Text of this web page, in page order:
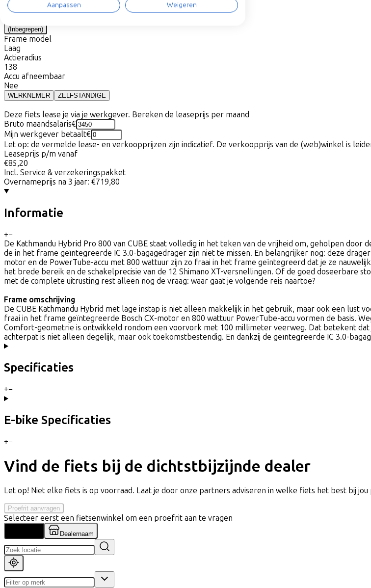
Batterij opties
( Inbegrepen)
Frame model
Laag
Actieradius
138
Accu afneembaar
Nee
WERKNEMER ZELFSTANDIGE
Deze fiets lease je via je werkgever. Bereken de leaseprijs per maand
Bruto maandsalaris€
Mijn werkgever betaalt€
Let op: de vermelde lease- en verkoopprijzen zijn indicatief. De verkoopprijs van de (web)winkel is
Leaseprijs p/m vanaf
€85,20
Incl. Service & verzekeringspakket
Overnameprijs na 3 jaar: €719,80
Informatie
+−
De Kathmandu Hybrid Pro 800 van CUBE staat volledig in het teken van de vrijheid om, geholpen
de in het frame geïntegreerde IC 3.0-bagagedrager zijn niet te missen. En belangrijker nog: deze
motor en de PowerTube-accu met 800 wattuur zijn zo fraai in het frame geïntegreerd dat je ze
het brede bereik en de schakelprecisie van de 12 Shimano XT-versnellingen. Of de goed doseerbare
met de complete uitrusting rest alleen nog de vraag: waar gaat je volgende reis naartoe?
Frame omschrijving
De CUBE Kathmandu Hybrid met lage instap is niet alleen makkelijk in het gebruik, maar ook een lust
fraai in het frame geïntegreerde Bosch CX-motor en 800 wattuur PowerTube-accu vormen de basis.
Comfort-geometrie is ontwikkeld rondom een voorvork met 100 millimeter veerweg. Dat betekent
achterpat is niet alleen degelijk, maar ook toekomstbestendig. En dankzij de geïntegreerde IC 3.0-
Specificaties
+−
E-bike Specificaties
+−
Vind de fiets bij de dichtstbijzijnde dealer
Let op! Niet elke fiets is op voorraad. Laat je door onze partners adviseren in welke fiets het best bij
Proefrit aanvragen
Selecteer eerst een fietsenwinkel om een proefrit aan te vragen
Dealernaam
Aanpassen Weigeren